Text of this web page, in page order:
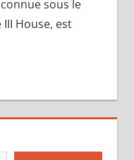
sous le
House, est